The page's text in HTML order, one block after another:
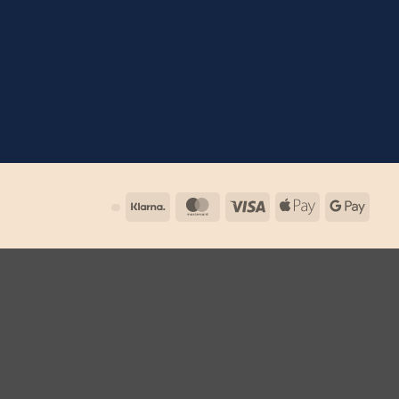
Klarna MasterCard
Visa
Apple